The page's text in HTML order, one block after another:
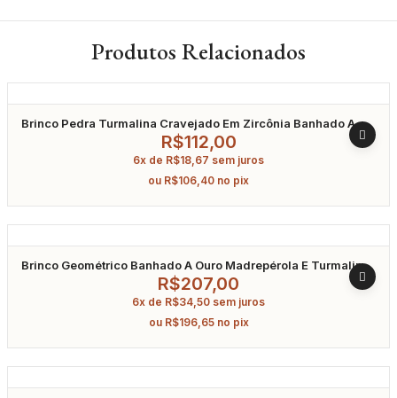
Produtos Relacionados
Brinco Pedra Turmalina Cravejado Em Zircônia Banhado A
R$112,00
6x de R$18,67 sem juros
ou R$106,40 no pix
Brinco Geométrico Banhado A Ouro Madrepérola E Turmalina
R$207,00
6x de R$34,50 sem juros
ou R$196,65 no pix